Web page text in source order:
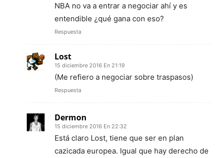
NBA no va a entrar a negociar ahí y es
entendible ¿qué gana con eso?
Respuesta
Lost
15 diciembre 2016 En 21:19
(Me refiero a negociar sobre traspasos)
Respuesta
Dermon
15 diciembre 2016 En 22:32
Está claro Lost, tiene que ser en plan
cazicada europea. Igual que hay derecho de